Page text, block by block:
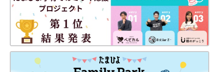
人気。詳しくはたまひよの写真スタジオ公式サイトをチェック！